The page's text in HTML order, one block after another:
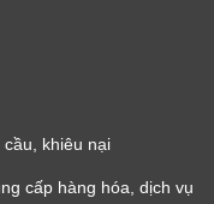
khiêu nại
cấp hàng hóa, dịch vụ